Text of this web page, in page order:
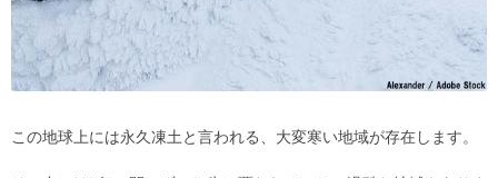
この地球上には永久凍土と言われる、大変寒い地域が存在します。